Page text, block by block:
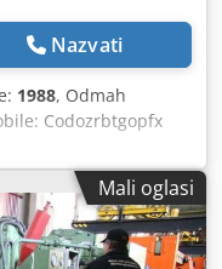
Nazvati
1988, Odmah
Codozrbtgopfx
tvrtke Hymag Tip HS
prema
(UVV) u 2020.
1500 x 850 mm
7 tona
Mali oglasi